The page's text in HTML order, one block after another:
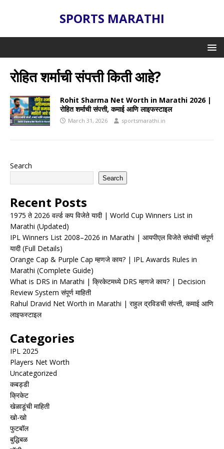
SPORTS MARATHI
रोहित शर्माची संपत्ती किती आहे?
Rohit Sharma Net Worth in Marathi 2026 |
रोहित शर्माची संपत्ती, कमाई आणि लाइफस्टाइल
March 31, 2026 sportsmarathi.in
Search
Search
Recent Posts
1975 ते 2026 वर्ल्ड कप विजेते यादी | World Cup Winners List in
Marathi (Updated)
IPL Winners List 2008–2026 in Marathi | आयपीएल विजेते संघांची संपूर्ण
यादी (Full Details)
Orange Cap & Purple Cap म्हणजे काय? | IPL Awards Rules in
Marathi (Complete Guide)
What is DRS in Marathi | क्रिकेटमध्ये DRS म्हणजे काय? | Decision
Review System संपूर्ण माहिती
Rahul Dravid Net Worth in Marathi | राहुल द्रविडची संपत्ती, कमाई आणि
लाइफस्टाइल
Categories
IPL 2025
Players Net Worth
Uncategorized
कबड्डी
क्रिकेट
खेळाडूंची माहिती
खो-खो
फुटबॉल
बुद्धिबळ